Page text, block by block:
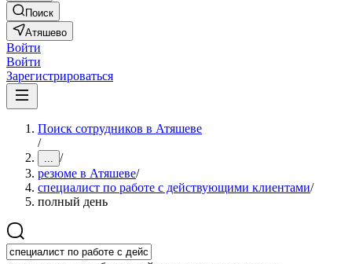
Поиск
Атяшево
Войти
Войти
Зарегистрироваться
Поиск сотрудников в Атяшеве
/
... /
резюме в Атяшеве/
специалист по работе с действующими клиентами/
полный день